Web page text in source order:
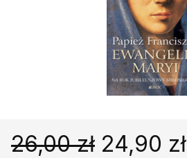
Poradniki, leksykony...
Podręczniki szkolne
26,00 zł 24,90 zł